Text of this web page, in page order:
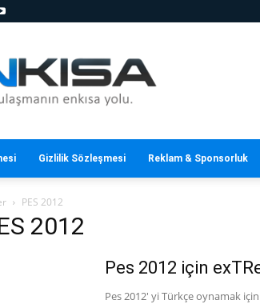
Kısa
Gizlilik Sözleşmesi Reklam & Sponsorluk
PES 2012
2012
Pes 2012 için
Pes 2012' yi Türkçe oynamak